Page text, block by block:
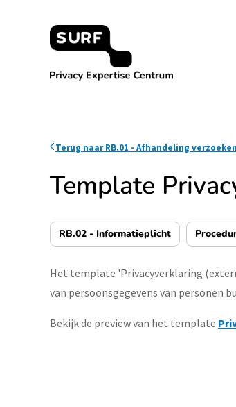
Privacy Expertise Centrum
Terug naar RB.01 - Afhandeling verzoeken
Template
RB.02 - Informatieplicht
Het template 'Privacyverklaring
van persoonsgegevens van personen
Bekijk de preview van het template